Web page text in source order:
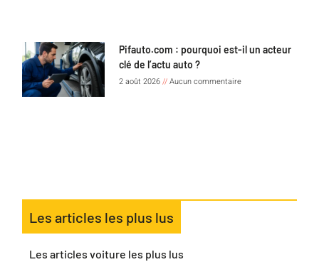
Pifauto.com : pourquoi est-il un acteur
clé de l’actu auto ?
2 août 2026 Aucun commentaire
Les articles les plus lus
Les articles voiture les plus lus